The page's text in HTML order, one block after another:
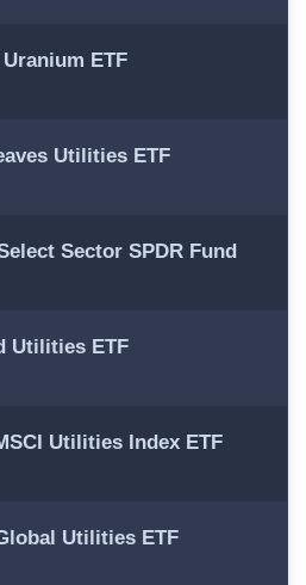
ETF
Utilities ETF
Sector SPDR Fund
Utilities ETF
Utilities Index ETF
Utilities ETF